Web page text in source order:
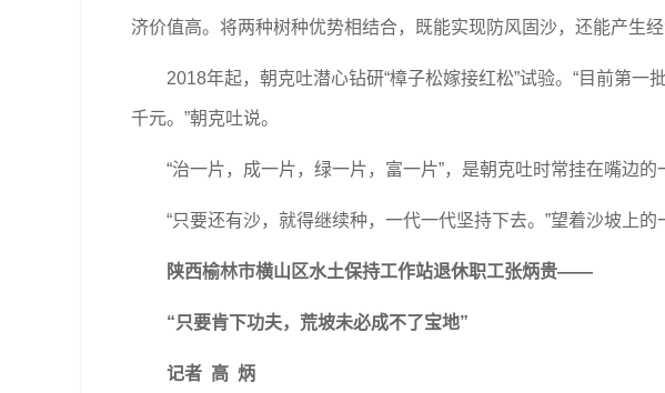
济价值高。将两种树种优势相结合，既能实现防风固沙，还能产生经
2018年起，朝克吐潜心钻研“樟子松嫁接红松”试验。“目前第
千元。”朝克吐说。
“治一片，成一片，绿一片，富一片”，是朝克吐时常挂在嘴边
“只要还有沙，就得继续种，一代一代坚持下去。”望着沙坡上的
陕西榆林市横山区水土保持工作站退休职工张炳贵——
“只要肯下功夫，荒坡未必成不了宝地”
记者 高 炳